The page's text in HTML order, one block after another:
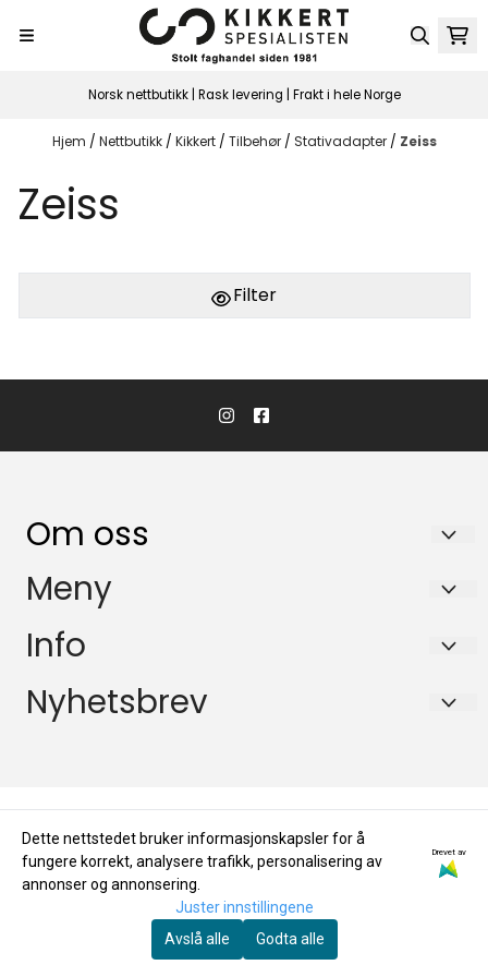
Norsk nettbutikk | Rask levering | Frakt i hele Norge
Hjem / Nettbutikk / Kikkert / Tilbehør / Stativadapter / Zeiss
Zeiss
Filter
Om oss
KikkertSpesialisten AS
Ingvald Ystgaards veg 15
7047 Trondheim
Org. nr. 971146761
Meny
Salgsbetingelser
Miljøprofil
Info
Salgsbetingelser
Personvern
Nyhetsbrev
Registrer deg
Dette nettstedet bruker informasjonskapsler for å
fungere korrekt, analysere trafikk, personalisering av
annonser og annonsering.
Drevet av
Juster innstillingene
Avslå alle
Godta alle